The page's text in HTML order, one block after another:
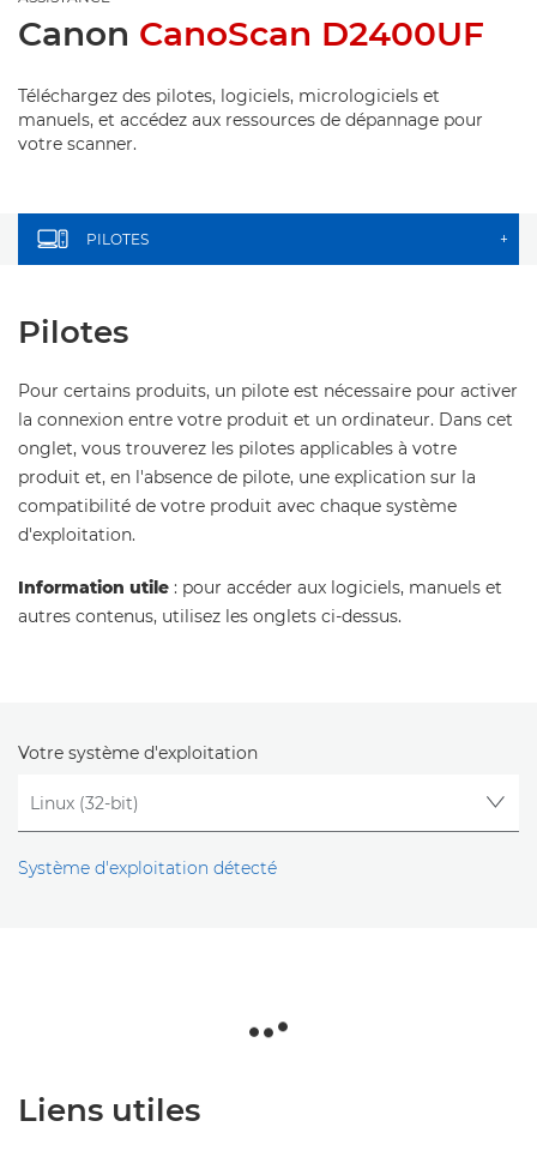
Canon CanoScan D2400UF
Téléchargez des pilotes, logiciels, micrologiciels et
manuels, et accédez aux ressources de dépannage pour
votre scanner.
PILOTES +
Pilotes
Pour certains produits, un pilote est nécessaire pour activer
la connexion entre votre produit et un ordinateur. Dans cet
onglet, vous trouverez les pilotes applicables à votre
produit et, en l'absence de pilote, une explication sur la
compatibilité de votre produit avec chaque système
d'exploitation.
Information utile : pour accéder aux logiciels, manuels et
autres contenus, utilisez les onglets ci-dessus.
Votre système d'exploitation
Système d'exploitation détecté
Liens utiles